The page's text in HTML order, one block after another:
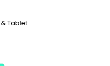
Tablet